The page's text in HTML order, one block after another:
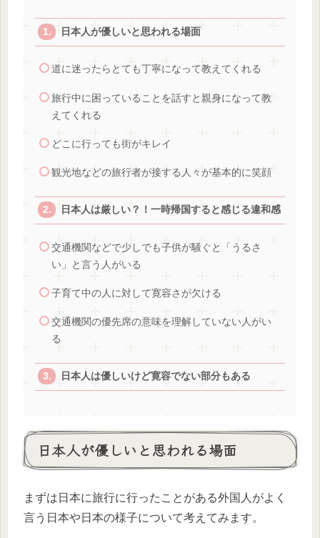
日本人が優しいと思われる場面
道に迷ったらとても丁寧になって教えてくれる
旅行中に困っていることを話すと親身になって教
えてくれる
どこに行っても街がキレイ
観光地などの旅行者が接する人々が基本的に笑顔
日本人は厳しい？！一時帰国すると感じる違和感
交通機関などで少しでも子供が騒ぐと「うるさ
い」と言う人がいる
子育て中の人に対して寛容さが欠ける
交通機関の優先席の意味を理解していない人がい
る
日本人は優しいけど寛容でない部分もある
日本人が優しいと思われる場面
まずは日本に旅行に行ったことがある外国人がよく
言う日本や日本の様子について考えてみます。